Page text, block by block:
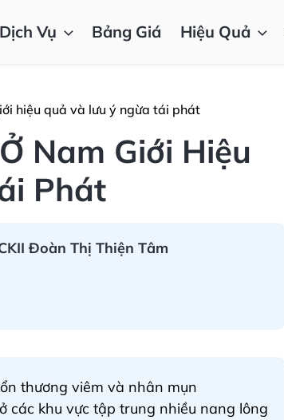
Dịch Vụ Bảng Giá Hiệu Quả
hiệu quả và lưu ý ngừa tái phát
Nam Giới Hiệu
Phát
Đoàn Thị Thiện Tâm
thương viêm và nhân mụn
các khu vực tập trung nhiều nang lông